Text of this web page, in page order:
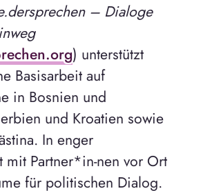
– Dialoge
) unterstützt
Basisarbeit auf
in Bosnien und
und Kroatien sowie
In enger
mit Partner*in-nen vor Ort
für politischen Dialog.